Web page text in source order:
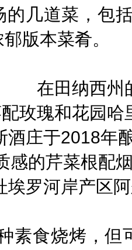
的几道菜，包
版本菜肴。
在田纳西州
玫瑰和花园
酒庄于2018年
感的芹菜根配
埃罗河岸产区
素食烧烤，但